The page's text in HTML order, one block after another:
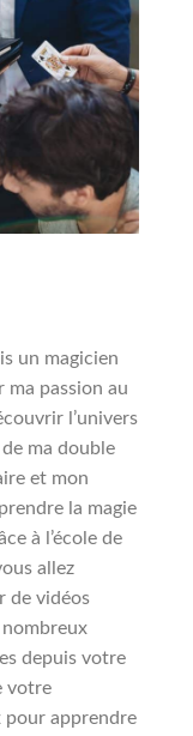
un magicien
ma passion au
l’univers
ma double
et mon
la magie
à l’école de
allez
de vidéos
depuis votre
votre
pour apprendre